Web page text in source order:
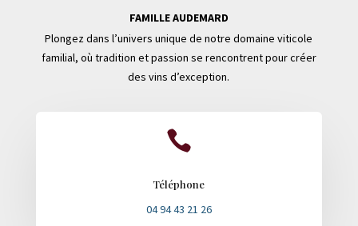
FAMILLE AUDEMARD
Plongez dans l’univers unique de notre domaine viticole
familial, où tradition et passion se rencontrent pour créer
des vins d’exception.

Téléphone
04 94 43 21 26